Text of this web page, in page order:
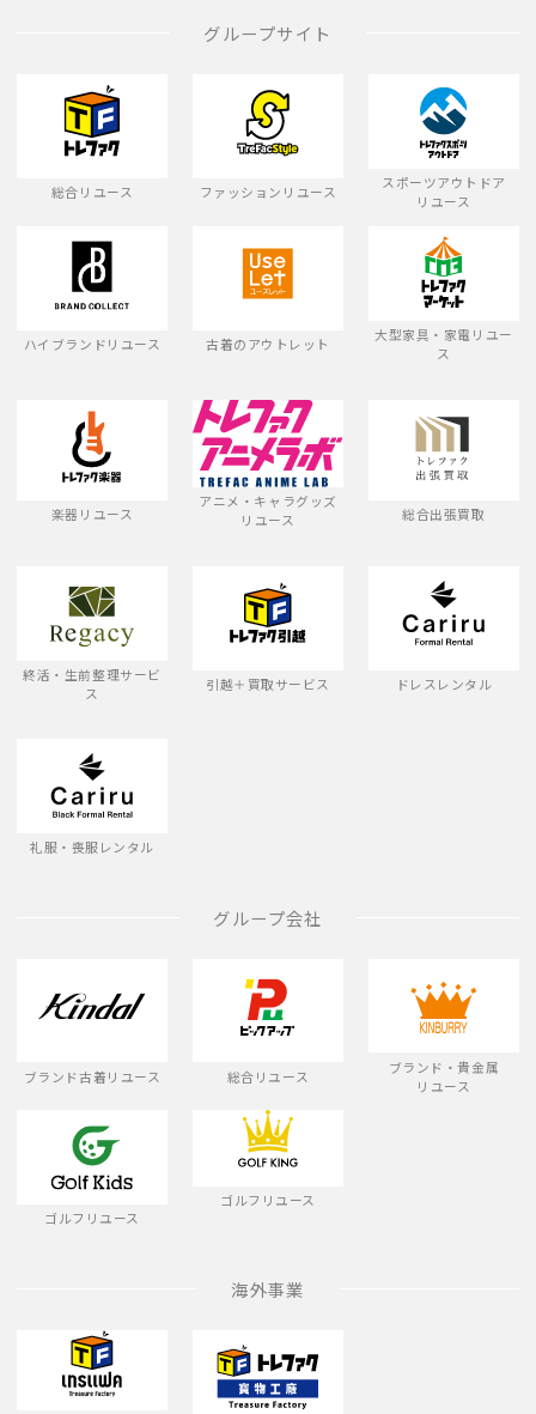
グループサイト
総合リユース ファッションリユース
スポーツアウトドア
リユース
ハイブランドリユース 古着のアウトレット
大型家具・家電リユー
ス
楽器リユース
アニメ・キャラグッズ
リユース
総合出張買取
終活・生前整理サービ
ス
引越＋買取サービス ドレスレンタル
礼服・喪服レンタル
グループ会社
ブランド古着リユース 総合リユース
ブランド・貴金属
リユース
ゴルフリユース
ゴルフリユース
海外事業